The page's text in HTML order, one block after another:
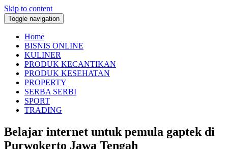
Skip to content
Toggle navigation
Home
BISNIS ONLINE
KULINER
PRODUK KECANTIKAN
PRODUK KESEHATAN
PROPERTY
SERBA SERBI
SPORT
TRADING
Belajar internet untuk pemula gaptek di
Purwokerto Jawa Tengah